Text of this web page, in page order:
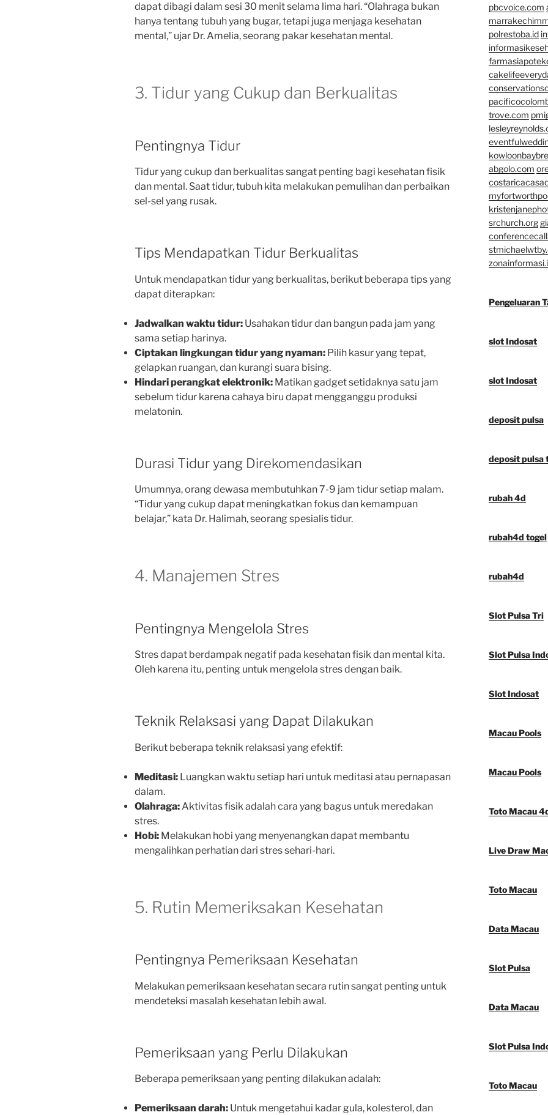
dapat dibagi dalam sesi 30 menit selama lima hari. “Olahraga bukan
hanya tentang tubuh yang bugar, tetapi juga menjaga kesehatan
mental,” ujar Dr. Amelia, seorang pakar kesehatan mental.
3. Tidur yang Cukup dan Berkualitas
Pentingnya Tidur
Tidur yang cukup dan berkualitas sangat penting bagi kesehatan fisik
dan mental. Saat tidur, tubuh kita melakukan pemulihan dan perbaikan
sel-sel yang rusak.
Tips Mendapatkan Tidur Berkualitas
Untuk mendapatkan tidur yang berkualitas, berikut beberapa tips yang
dapat diterapkan:
Jadwalkan waktu tidur: Usahakan tidur dan bangun pada jam yang
sama setiap harinya.
Ciptakan lingkungan tidur yang nyaman: Pilih kasur yang tepat,
gelapkan ruangan, dan kurangi suara bising.
Hindari perangkat elektronik: Matikan gadget setidaknya satu jam
sebelum tidur karena cahaya biru dapat mengganggu produksi
melatonin.
Durasi Tidur yang Direkomendasikan
Umumnya, orang dewasa membutuhkan 7-9 jam tidur setiap malam.
“Tidur yang cukup dapat meningkatkan fokus dan kemampuan
belajar,” kata Dr. Halimah, seorang spesialis tidur.
4. Manajemen Stres
Pentingnya Mengelola Stres
Stres dapat berdampak negatif pada kesehatan fisik dan mental kita.
Oleh karena itu, penting untuk mengelola stres dengan baik.
Teknik Relaksasi yang Dapat Dilakukan
Berikut beberapa teknik relaksasi yang efektif:
Meditasi: Luangkan waktu setiap hari untuk meditasi atau pernapasan
dalam.
Olahraga: Aktivitas fisik adalah cara yang bagus untuk meredakan
stres.
Hobi: Melakukan hobi yang menyenangkan dapat membantu
mengalihkan perhatian dari stres sehari-hari.
5. Rutin Memeriksakan Kesehatan
Pentingnya Pemeriksaan Kesehatan
Melakukan pemeriksaan kesehatan secara rutin sangat penting untuk
mendeteksi masalah kesehatan lebih awal.
Pemeriksaan yang Perlu Dilakukan
Beberapa pemeriksaan yang penting dilakukan adalah:
Pemeriksaan darah: Untuk mengetahui kadar gula, kolesterol, dan
pbcvoice.com
polrestoba.id
trove.com
abgolo.com
srchurch.org
Pengeluaran
slot Indosat
slot Indosat
deposit pulsa
deposit pulsa
rubah 4d
rubah4d togel
rubah4d
Slot Pulsa Tri
Slot Pulsa
Slot Indosat
Macau Pools
Macau Pools
Toto Macau
Live Draw
Toto Macau
Data Macau
Slot Pulsa
Data Macau
Slot Pulsa
Toto Macau